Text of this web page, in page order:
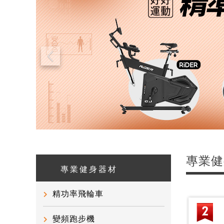
專業健身器材
精功率飛輪車
變頻跑步機
專業